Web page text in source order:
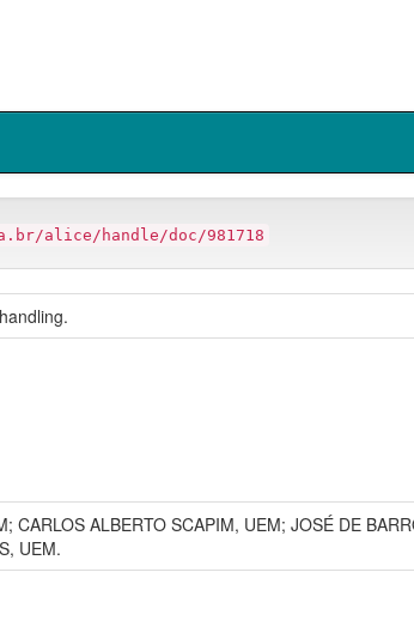
alice/handle/doc/981718
ALBERTO SCAPIM, UEM; JOSÉ DE
UEM.